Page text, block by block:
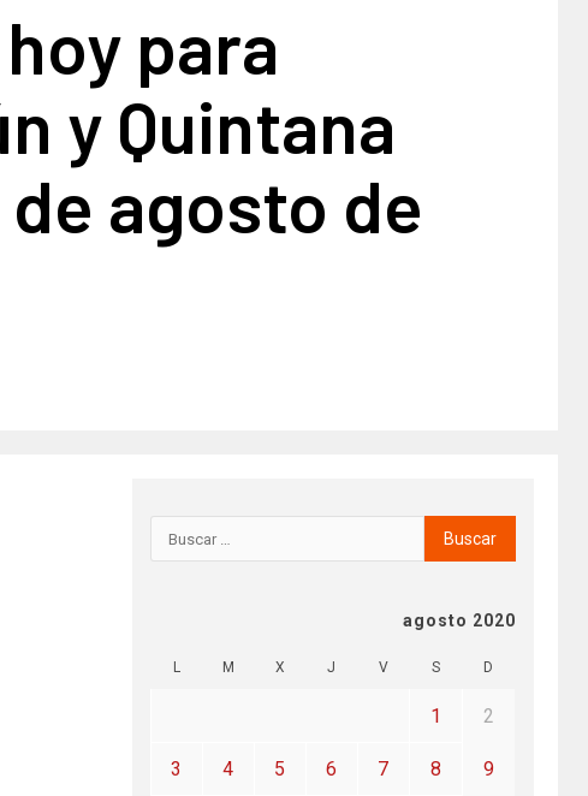
para
y Quintana
de agosto de
agosto 2020
L M X J V S D
1 2
3 4 5 6 7 8 9